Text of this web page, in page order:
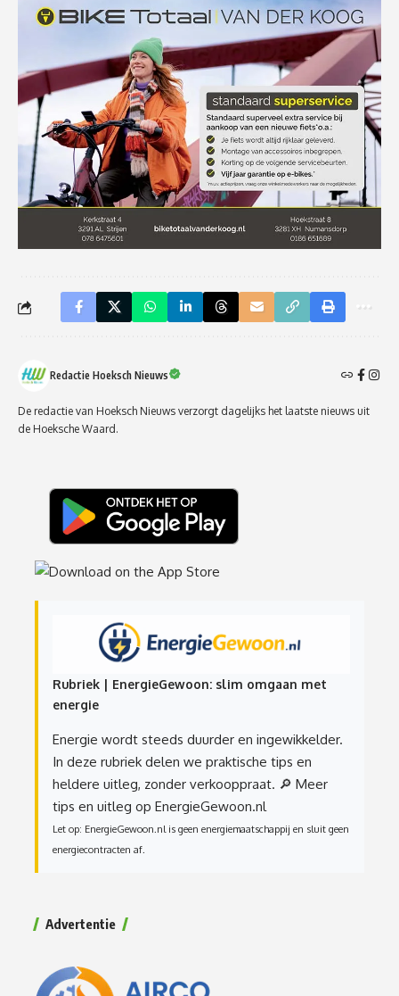
Redactie Hoeksch Nieuws
De redactie van Hoeksch Nieuws verzorgt dagelijks het laatste nieuws uit
de Hoeksche Waard.
Rubriek | EnergieGewoon: slim omgaan met
energie
Energie wordt steeds duurder en ingewikkelder.
In deze rubriek delen we praktische tips en
heldere uitleg, zonder verkooppraat. 🔎 Meer
tips en uitleg op EnergieGewoon.nl
Let op: EnergieGewoon.nl is geen energiemaatschappij en sluit geen
energiecontracten af.
Advertentie